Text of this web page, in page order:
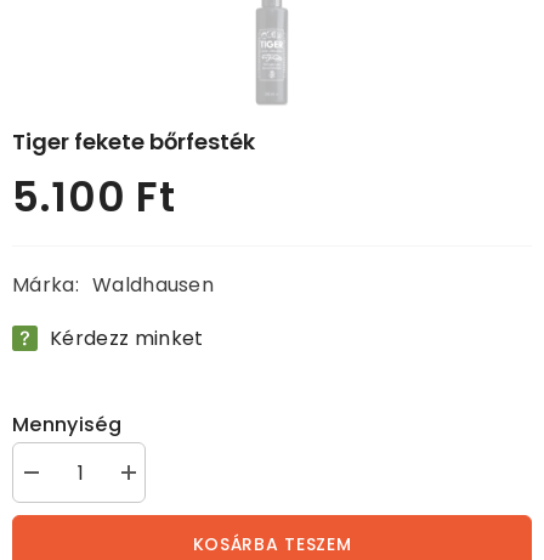
Tiger fekete bőrfesték
Normál
ár
5.100 Ft
Márka: Waldhausen
Kérdezz minket
Mennyiség
fekete
bőrfesték
Tiger
fekete
bőrfesték
mennyiségénekKOSÁRBA TESZEM